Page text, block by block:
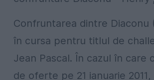
Confruntarea dintre Diaconu
în cursa pentru titlul de
Jean Pascal. În cazul în
de oferte pe 21 ianuarie